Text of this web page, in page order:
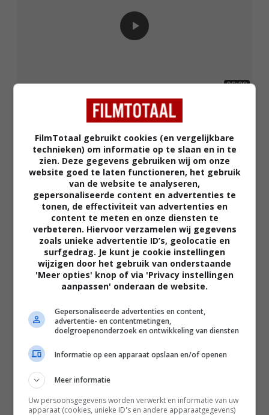
06:38
Spider-Man: Brand New Day
The Uprising
FilmTotaal gebruikt cookies (en vergelijkbare
technieken) om informatie op te slaan en in te
zien. Deze gegevens gebruiken wij om onze
website goed te laten functioneren, het gebruik
van de website te analyseren,
gepersonaliseerde content en advertenties te
tonen, de effectiviteit van advertenties en
content te meten en onze diensten te
verbeteren. Hiervoor verzamelen wij gegevens
zoals unieke advertentie ID’s, geolocatie en
surfgedrag. Je kunt je cookie instellingen
wijzigen door het gebruik van onderstaande
'Meer opties' knop of via 'Privacy instellingen
aanpassen' onderaan de website.
Gepersonaliseerde advertenties en content,
advertentie- en contentmetingen,
doelgroepenonderzoek en ontwikkeling van diensten
Informatie op een apparaat opslaan en/of openen
Meer informatie
Uw persoonsgegevens worden verwerkt en informatie van uw
apparaat (cookies, unieke ID's en andere apparaatgegevens)